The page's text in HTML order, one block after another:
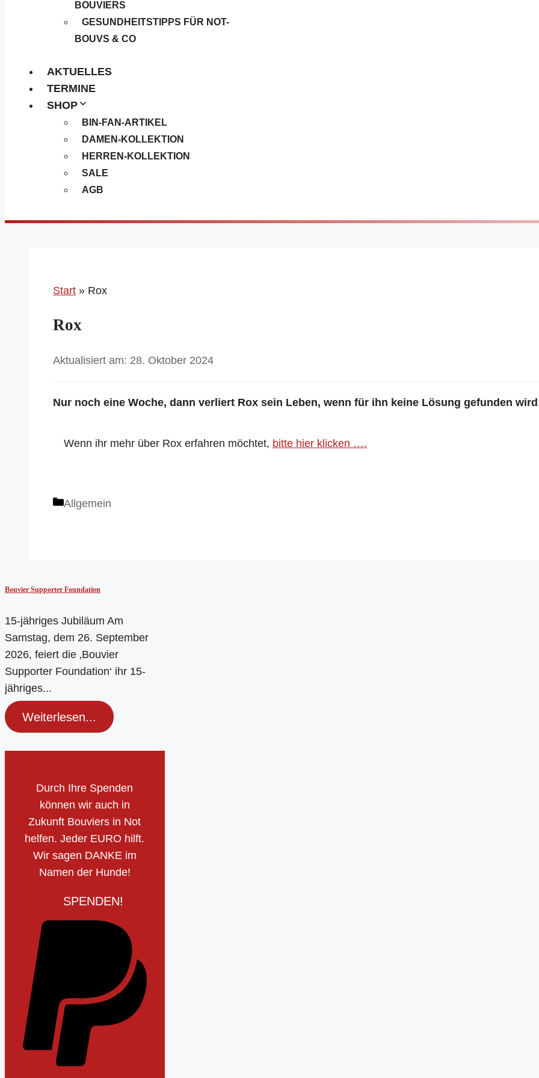
BOUVIERS
GESUNDHEITSTIPPS FÜR NOT-
BOUVS & CO
AKTUELLES
TERMINE
SHOP
BIN-FAN-ARTIKEL
DAMEN-KOLLEKTION
HERREN-KOLLEKTION
SALE
AGB
Start » Rox
Rox
28. Oktober 2024
Nur noch eine Woche, dann verliert Rox sein Leben, wenn für ihn keine Lösung gefunden
Wenn ihr mehr über Rox erfahren möchtet, bitte hier klicken ….
Kategorien
Allgemein
Bouvier Supporter Foundation
15-jähriges Jubiläum Am
Samstag, dem 26. September
2026, feiert die ‚Bouvier
Supporter Foundation‘ ihr 15-
jähriges...
Weiterlesen...
Durch Ihre Spenden
können wir auch in
Zukunft Bouviers in Not
helfen. Jeder EURO hilft.
Wir sagen DANKE im
Namen der Hunde!
SPENDEN!